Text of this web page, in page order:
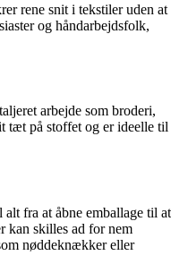
rene snit i tekstiler uden at
og håndarbejdsfolk,
arbejde som broderi,
tæt på stoffet og er ideelle til
fra at åbne emballage til at
kan skilles ad for nem
nøddeknækker eller